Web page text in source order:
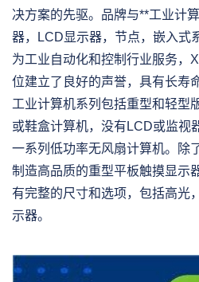
决方案的先驱。品牌与**工业计
器，LCD显示器，节点，嵌入式
为工业自动化和控制行业服务，
位建立了良好的声誉，具有长寿
工业计算机系列包括重型和轻型
或鞋盒计算机，没有LCD或监视
一系列低功率无风扇计算机。除
制造高品质的重型平板触摸显示
有完整的尺寸和选项，包括高光
示器。